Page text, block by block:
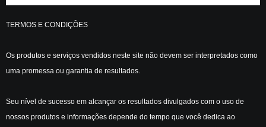
TERMOS E CONDIÇÕES
Os produtos e serviços vendidos neste site não devem ser interpretados como
uma promessa ou garantia de resultados.
Seu nível de sucesso em alcançar os resultados divulgados com o uso de
nossos produtos e informações depende do tempo que você dedica ao